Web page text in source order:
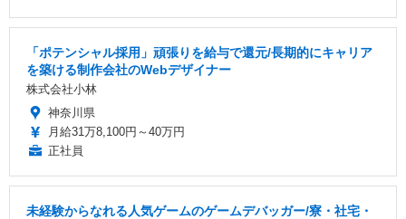
「ポテンシャル採用」頑張りを給与で還元/長期的にキャリア
を築ける制作会社のWebデザイナー
株式会社小林
神奈川県
月給31万8,100円～40万円
正社員
未経験からなれる人気ゲームのゲームデバッガー/寮・社宅・